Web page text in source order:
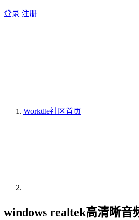
登录 注册
Worktile社区首页
windows realtek高清晰音